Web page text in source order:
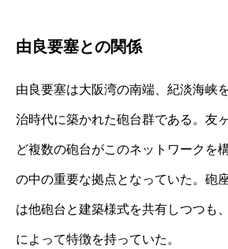
由良要塞との関係
由良要塞は大阪湾の南端、紀淡海峡
治時代に築かれた砲台群である。友
ど複数の砲台がこのネットワークを
の中の重要な拠点となっていた。砲
は他砲台と建築様式を共有しつつも
によって特徴を持っていた。